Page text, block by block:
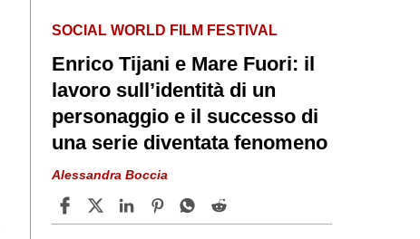
SOCIAL WORLD FILM FESTIVAL
Enrico Tijani e Mare Fuori: il
lavoro sull’identità di un
personaggio e il successo di
una serie diventata fenomeno
Alessandra Boccia